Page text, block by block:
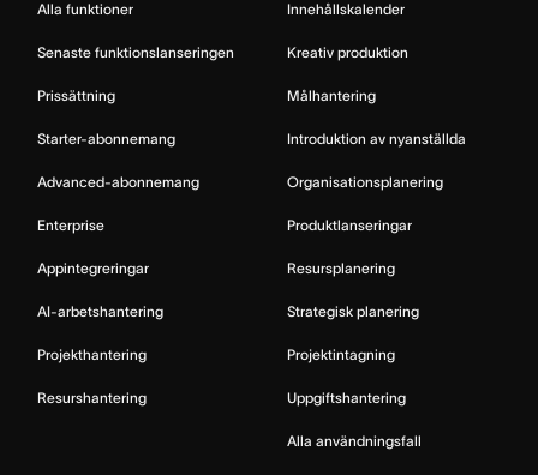
Alla funktioner
Senaste funktionslanseringen
Prissättning
Starter-abonnemang
Advanced-abonnemang
Enterprise
Appintegreringar
AI-arbetshantering
Projekthantering
Resurshantering
Innehållskalender
Kreativ produktion
Målhantering
Introduktion av nyanställda
Organisationsplanering
Produktlanseringar
Resursplanering
Strategisk planering
Projektintagning
Uppgiftshantering
Alla användningsfall